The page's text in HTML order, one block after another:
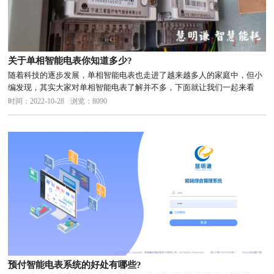
关于单相智能电表你知道多少?
随着科技的逐步发展，单相智能电表也走进了越来越多人的家庭中，但小
编发现，其实大家对单相智能电表了解并不多，下面就让我们一起来看
看：
时间：2022-10-28 浏览：8090
预付智能电表系统的好处有哪些?